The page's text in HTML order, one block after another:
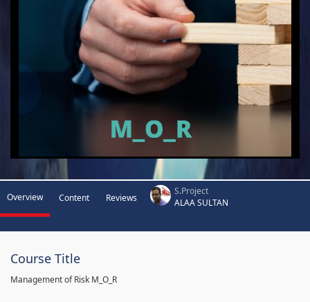
Overview Content Reviews
S.Project
ALAA SULTAN
Course Title
Management of Risk M_O_R